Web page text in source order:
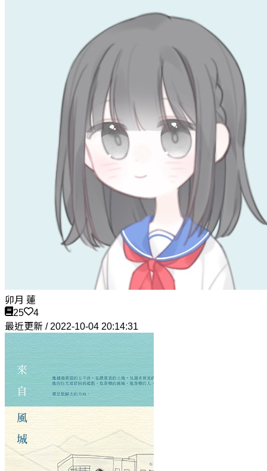
卯月 蓮
25
4
最近更新 / 2022-10-04 20:14:31